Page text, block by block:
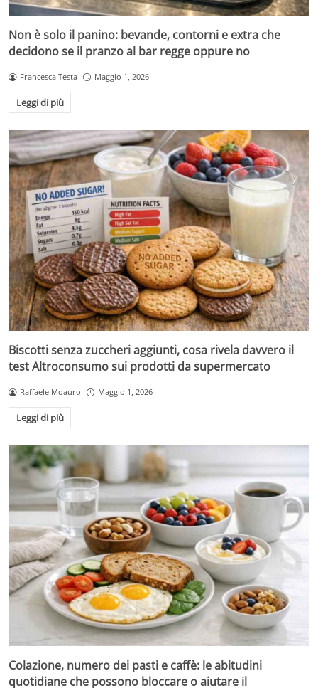
Non è solo il panino: bevande, contorni e extra che
decidono se il pranzo al bar regge oppure no
Francesca Testa Maggio 1, 2026
Leggi di più
Biscotti senza zuccheri aggiunti, cosa rivela davvero il
test Altroconsumo sui prodotti da supermercato
Raffaele Moauro Maggio 1, 2026
Leggi di più
Colazione, numero dei pasti e caffè: le abitudini
quotidiane che possono bloccare o aiutare il